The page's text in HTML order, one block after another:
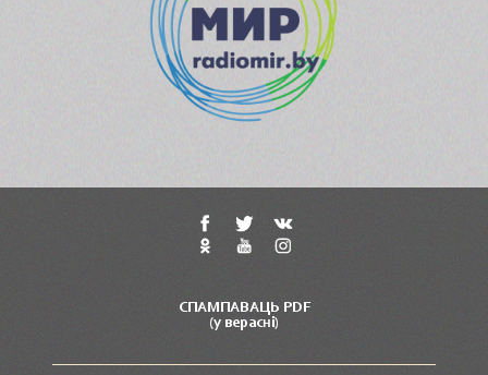
СПАМПАВАЦЬ PDF
(у вераснi)